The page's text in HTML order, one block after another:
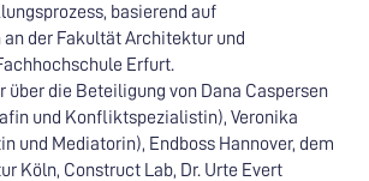
basierend auf
der Fakultät Architektur und
Erfurt.
über die Beteiligung von Dana Caspersen
und Konfliktspezialistin), Veronika
und Mediatorin), Endboss Hannover, dem
Köln, Construct Lab, Dr. Urte Evert